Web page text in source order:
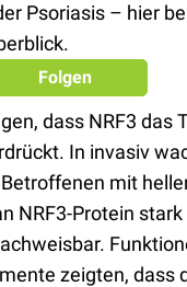
Psoriasis – hier
Folgen
dass NRF3 das
In invasiv
mit
NRF3-Protein
zeigten, dass